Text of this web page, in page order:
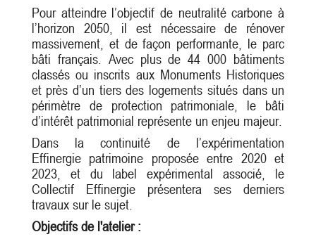
Pour atteindre l’objectif de neutralité carbone à
l’horizon 2050, il est nécessaire de rénover
massivement, et de façon performante, le parc
bâti français. Avec plus de 44 000 bâtiments
classés ou inscrits aux Monuments Historiques
et près d’un tiers des logements situés dans un
périmètre de protection patrimoniale, le bâti
d’intérêt patrimonial représente un enjeu majeur.
Dans la continuité de l’expérimentation
Effinergie patrimoine proposée entre 2020 et
2023, et du label expérimental associé, le
Collectif Effinergie présentera ses derniers
travaux sur le sujet.
Objectifs de l'atelier :